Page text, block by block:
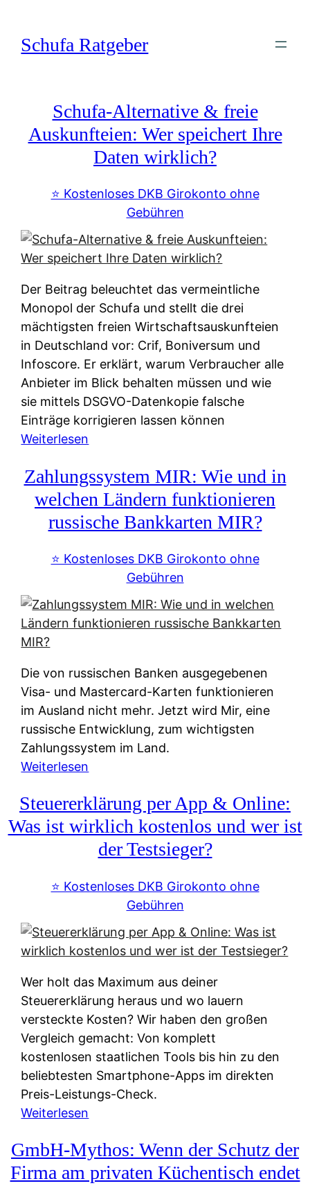
springen
Schufa Ratgeber
Schufa-Alternative & freie
Auskunfteien: Wer speichert Ihre
Daten wirklich?
⭐️ Kostenloses DKB Girokonto ohne
Gebühren
Der Beitrag beleuchtet das vermeintliche
Monopol der Schufa und stellt die drei
mächtigsten freien Wirtschaftsauskunfteien
in Deutschland vor: Crif, Boniversum und
Infoscore. Er erklärt, warum Verbraucher alle
Anbieter im Blick behalten müssen und wie
sie mittels DSGVO-Datenkopie falsche
Einträge korrigieren lassen können
Weiterlesen
c
h
u
f
-
l
t
n
a
t
i
v
e
&
f
r
e
u
s
u
n
f
t
e
i
e
W
e
r
Zahlungssystem MIR: Wie und in
welchen Ländern funktionieren
russische Bankkarten MIR?
⭐️ Kostenloses DKB Girokonto ohne
Gebühren
Die von russischen Banken ausgegebenen
Visa- und Mastercard-Karten funktionieren
im Ausland nicht mehr. Jetzt wird Mir, eine
russische Entwicklung, zum wichtigsten
Zahlungssystem im Land.
Weiterlesen
a
h
g
s
y
t
e
m
M
I
R
:
W
e
u
Steuererklärung per App & Online:
Was ist wirklich kostenlos und wer ist
der Testsieger?
⭐️ Kostenloses DKB Girokonto ohne
Gebühren
Wer holt das Maximum aus deiner
Steuererklärung heraus und wo lauern
versteckte Kosten? Wir haben den großen
Vergleich gemacht: Von komplett
kostenlosen staatlichen Tools bis hin zu den
beliebtesten Smartphone-Apps im direkten
Preis-Leistungs-Check.
Weiterlesen
t
e
u
GmbH-Mythos: Wenn der Schutz der
Firma am privaten Küchentisch endet